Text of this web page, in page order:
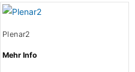
Plenar2
Mehr Info